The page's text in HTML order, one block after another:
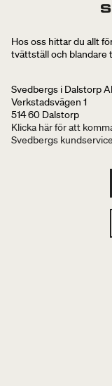
Hos oss hittar du allt
tvättställ och blandare
Svedbergs i Dalstorp
Verkstadsvägen 1
514 60 Dalstorp
Klicka här för att
Svedbergs